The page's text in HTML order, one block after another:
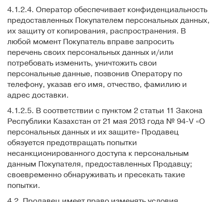
4.1.2.4. Оператор обеспечивает конфиденциальность
предоставленных Покупателем персональных данных,
их защиту от копирования, распространения. В
любой момент Покупатель вправе запросить
перечень своих персональных данных и/или
потребовать изменить, уничтожить свои
персональные данные, позвонив Оператору по
телефону, указав его имя, отчество, фамилию и
адрес доставки.
4.1.2.5. В соответствии с пунктом 2 статьи 11 Закона
Республики Казахстан от 21 мая 2013 года № 94-V «О
персональных данных и их защите» Продавец
обязуется предотвращать попытки
несанкционированного доступа к персональным
данным Покупателя, предоставленных Продавцу;
своевременно обнаруживать и пресекать такие
попытки.